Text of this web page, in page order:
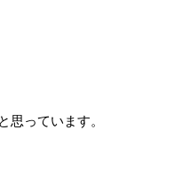
思っています。